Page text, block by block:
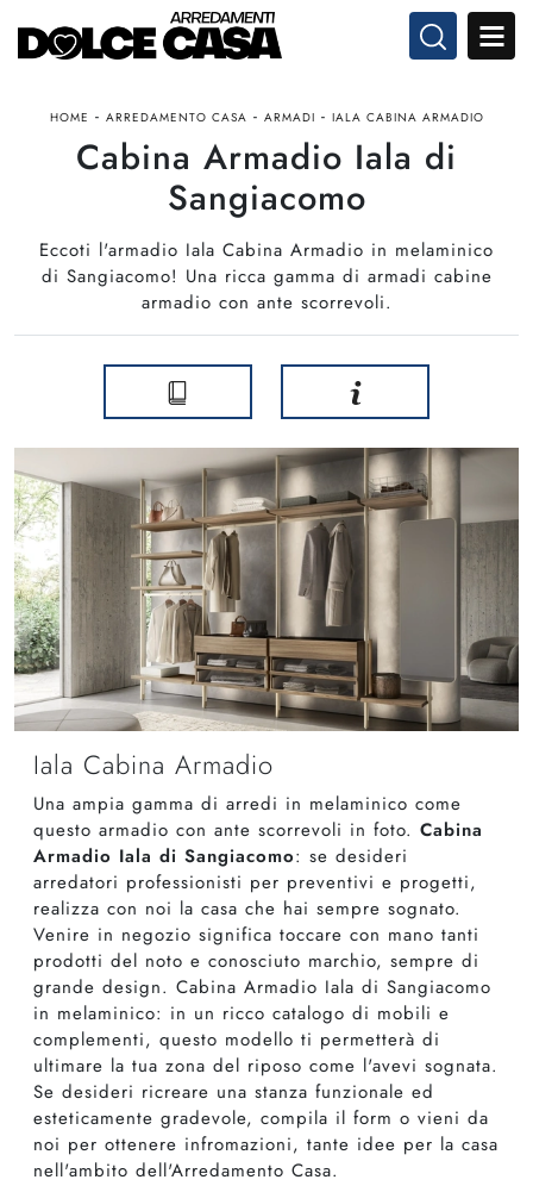
HOME - ARREDAMENTO CASA - ARMADI - IALA CABINA ARMADIO
Cabina Armadio Iala di
Sangiacomo
Eccoti l'armadio Iala Cabina Armadio in melaminico
di Sangiacomo! Una ricca gamma di armadi cabine
armadio con ante scorrevoli.
Iala Cabina Armadio
Una ampia gamma di arredi in melaminico come
questo armadio con ante scorrevoli in foto. Cabina
Armadio Iala di Sangiacomo: se desideri
arredatori professionisti per preventivi e progetti,
realizza con noi la casa che hai sempre sognato.
Venire in negozio significa toccare con mano tanti
prodotti del noto e conosciuto marchio, sempre di
grande design. Cabina Armadio Iala di Sangiacomo
in melaminico: in un ricco catalogo di mobili e
complementi, questo modello ti permetterà di
ultimare la tua zona del riposo come l'avevi sognata.
Se desideri ricreare una stanza funzionale ed
esteticamente gradevole, compila il form o vieni da
noi per ottenere infromazioni, tante idee per la casa
nell'ambito dell'Arredamento Casa.